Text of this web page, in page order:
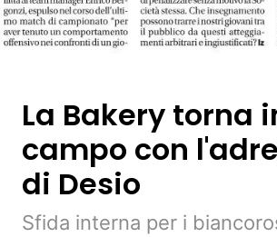
La Bakery torna
campo con
di Desio
Sfida interna per i